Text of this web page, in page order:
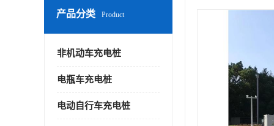
产品分类 Product
非机动车充电桩
电瓶车充电桩
电动自行车充电桩